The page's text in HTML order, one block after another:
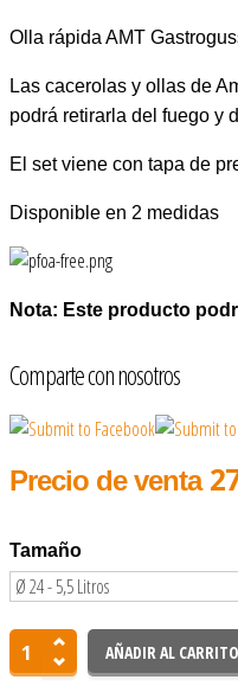
Olla rápida AMT
Las cacerolas y ollas de
podrá retirarla del fuego y
El set viene con tapa de
Disponible en 2 medidas
Nota: Este producto
Comparte con nosotros
Precio de venta
Tamaño